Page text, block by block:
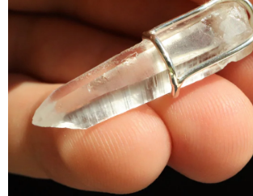
NALEZIŠTĚ
NÁŠ PŘÍBĚH
VIDEOGALERIE